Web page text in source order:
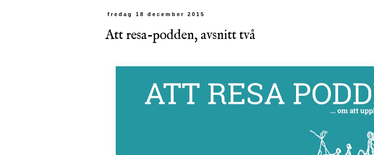
fredag 18 december 2015
Att resa-podden, avsnitt två